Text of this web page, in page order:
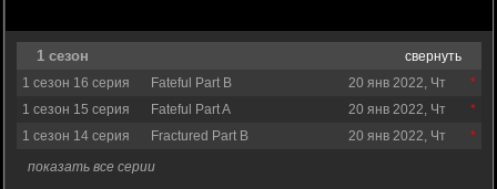
1 сезон
свернуть
1 сезон 16 серия
Fateful Part B
20 янв 2022, Чт
1 сезон 15 серия
Fateful Part A
20 янв 2022, Чт
1 сезон 14 серия
Fractured Part B
20 янв 2022, Чт
показать все серии